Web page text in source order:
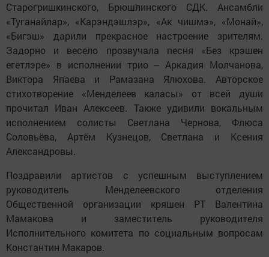
Старогришкинского, Брюшлинского СДК. Ансамбли
«Туганайлар», «Карэндэшлэр», «Ак чишмэ», «Монай»,
«Бигэш» дарили прекрасное настроение зрителям.
Задорно и весело прозвучала песня «Без крэшен
егетлэре» в исполнении трио ‒ Аркадия Молчанова,
Виктора Япаева и Рамазана Ялюхова. Авторское
стихотворение «Менделеев каласы» от всей души
прочитал Иван Алексеев. Также удивили вокальным
исполнением солисты Светлана Чернова, Флюса
Соловьёва, Артём Кузнецов, Светлана и Ксения
Александровы.
Поздравили артистов с успешным выступлением
руководитель Менделеевского отделения
Общественной организации кряшен РТ Валентина
Мамакова и заместитель руководителя
Исполнительного комитета по социальным вопросам
Константин Макаров.